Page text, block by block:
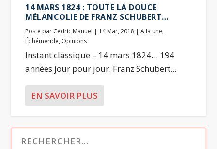
14 MARS 1824 : TOUTE LA DOUCE
MÉLANCOLIE DE FRANZ SCHUBERT…
Posté par Cédric Manuel | 14 Mar, 2018 |A la une,
Éphéméride, Opinions
Instant classique – 14 mars 1824… 194
années jour pour jour. Franz Schubert...
EN SAVOIR PLUS